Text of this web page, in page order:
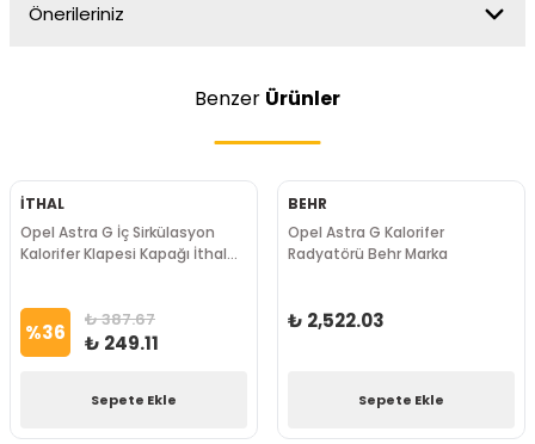
Önerileriniz
Benzer Ürünler
İTHAL
Opel Astra G İç Sirkülasyon
Kalorifer Klapesi Kapağı İthal
%36 ₺ 387.67
₺ 249.11
Sepete Ekle
BEHR
Opel Astra G Kalorifer
Radyatörü Behr Marka
₺ 2,522.03
Sepete Ekle